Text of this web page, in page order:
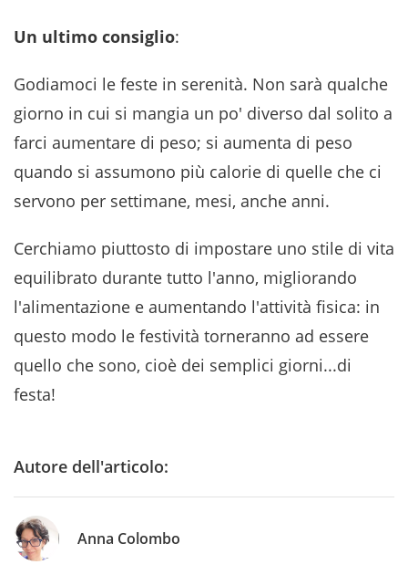
Un ultimo consiglio:
Godiamoci le feste in serenità. Non sarà qualche
giorno in cui si mangia un po' diverso dal solito a
farci aumentare di peso; si aumenta di peso
quando si assumono più calorie di quelle che ci
servono per settimane, mesi, anche anni.
Cerchiamo piuttosto di impostare uno stile di vita
equilibrato durante tutto l'anno, migliorando
l'alimentazione e aumentando l'attività fisica: in
questo modo le festività torneranno ad essere
quello che sono, cioè dei semplici giorni...di
festa!
Autore dell'articolo:
Anna Colombo